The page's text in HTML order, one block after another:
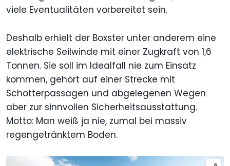
viele Eventualitäten vorbereitet sein.
Deshalb erhielt der Boxster unter anderem eine
elektrische Seilwinde mit einer Zugkraft von 1,6
Tonnen. Sie soll im Idealfall nie zum Einsatz
kommen, gehört auf einer Strecke mit
Schotterpassagen und abgelegenen Wegen
aber zur sinnvollen Sicherheitsausstattung.
Motto: Man weiß ja nie, zumal bei massiv
regengetränktem Boden.